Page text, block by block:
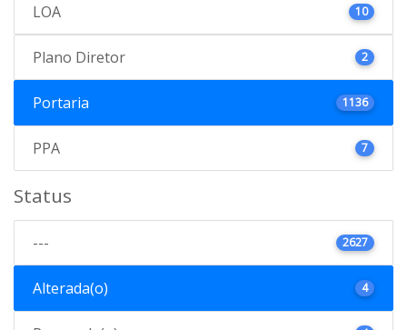
LOA 10
Plano Diretor 2
Portaria 1136
PPA 7
Status
--- 2627
Alterada(o) 4